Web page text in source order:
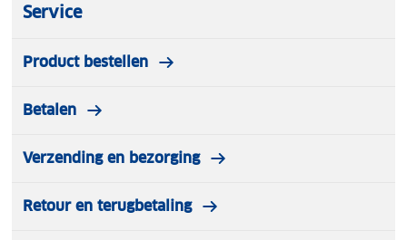
Service
Product bestellen
Betalen
Verzending en bezorging
Retour en terugbetaling